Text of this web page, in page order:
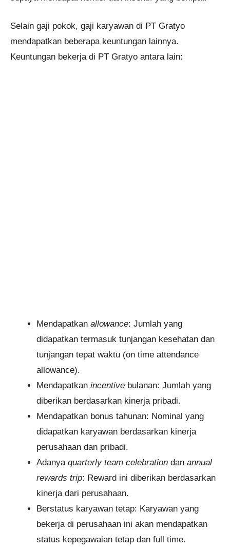
Selain gaji pokok, gaji karyawan di PT Gratyo
mendapatkan beberapa keuntungan lainnya.
Keuntungan bekerja di PT Gratyo antara lain:
Mendapatkan allowance: Jumlah yang
didapatkan termasuk tunjangan kesehatan dan
tunjangan tepat waktu (on time attendance
allowance).
Mendapatkan incentive bulanan: Jumlah yang
diberikan berdasarkan kinerja pribadi.
Mendapatkan bonus tahunan: Nominal yang
didapatkan karyawan berdasarkan kinerja
perusahaan dan pribadi.
Adanya quarterly team celebration dan annual
rewards trip: Reward ini diberikan berdasarkan
kinerja dari perusahaan.
Berstatus karyawan tetap: Karyawan yang
bekerja di perusahaan ini akan mendapatkan
status kepegawaian tetap dan full time.